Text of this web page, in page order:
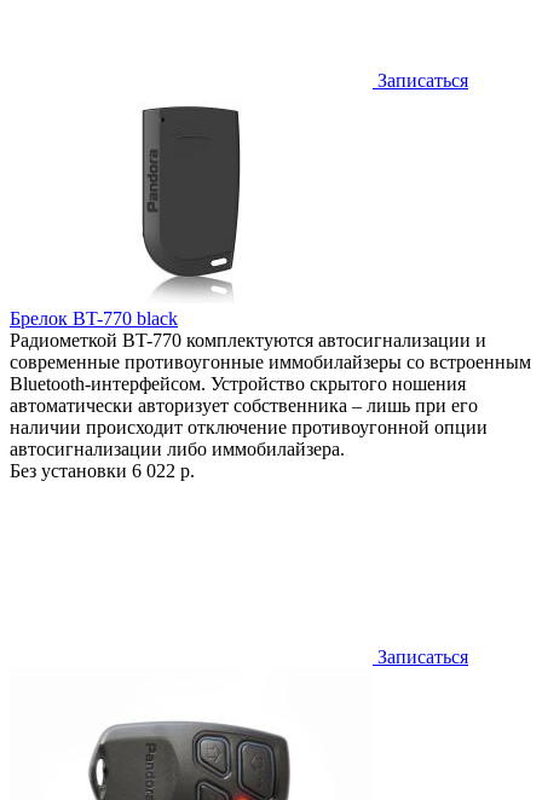
Записаться
Брелок BT-770 black
Радиометкой BT-770 комплектуются автосигнализации и
современные противоугонные иммобилайзеры со встроенным
Bluetooth-интерфейсом. Устройство скрытого ношения
автоматически авторизует собственника – лишь при его
наличии происходит отключение противоугонной опции
автосигнализации либо иммобилайзера.
Без установки 6 022 р.
Записаться